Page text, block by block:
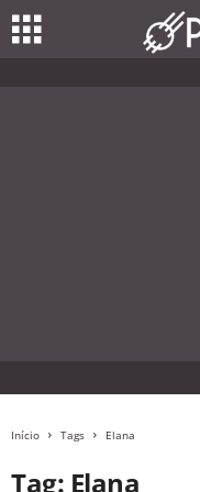
Início Tags Elana
Tag: Elana